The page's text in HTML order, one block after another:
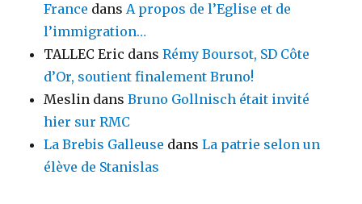
France dansA propos de l’Eglise et de
l’immigration…
TALLEC Eric dansRémy Boursot, SD Côte
d’Or, soutient finalement Bruno!
Meslin dansBruno Gollnisch était invité
hier sur RMC
La Brebis Galleuse dansLa patrie selon un
élève de Stanislas